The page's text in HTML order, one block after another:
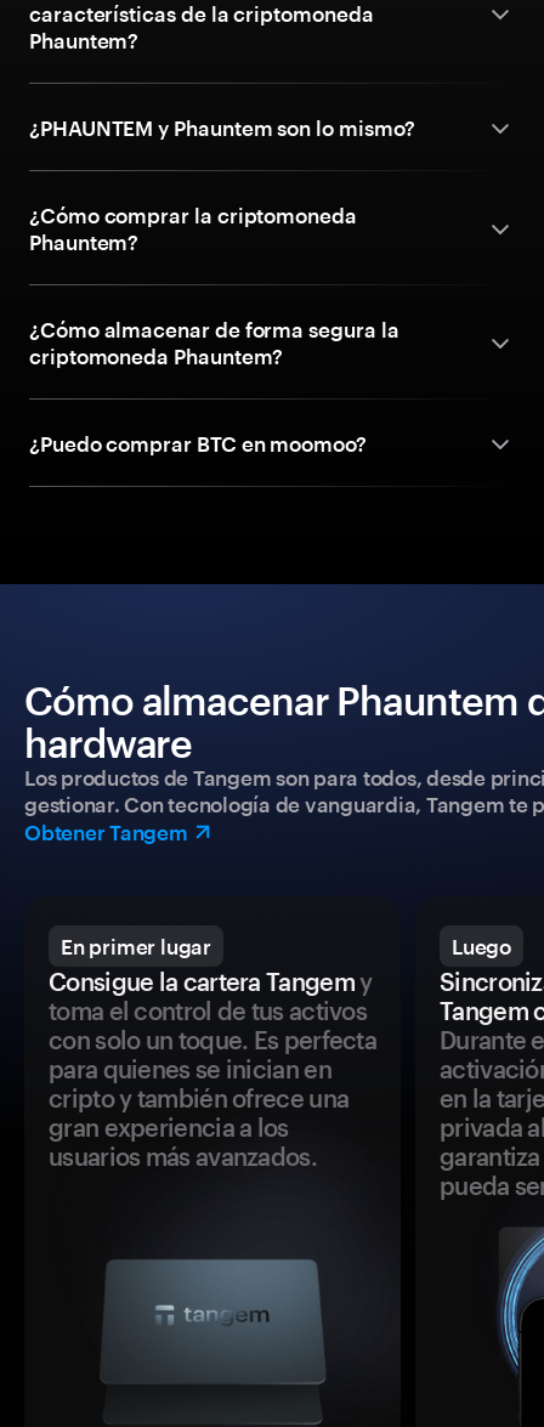
características de la criptomoneda
Phauntem?
¿PHAUNTEM y Phauntem son lo mismo?
¿Cómo comprar la criptomoneda
Phauntem?
¿Cómo almacenar de forma segura la
criptomoneda Phauntem?
¿Puedo comprar BTC en moomoo?
Cómo almacenar Phauntem
hardware
Los productos de Tangem son para todos, desde
gestionar. Con tecnología de vanguardia, Tangem
Obtener Tangem
En primer lugar
Consigue la cartera Tangemy
toma el control de tus activos
con solo un toque. Es perfecta
para quienes se inician en
cripto y también ofrece una
gran experiencia a los
usuarios más avanzados.
Luego
Tangem
Durante
en la
privada
pueda